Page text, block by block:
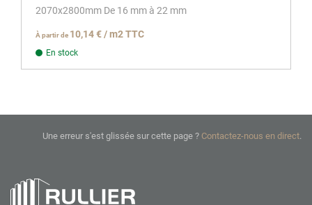
2070x2800mm De 16 mm à 22 mm
À partir de 10,14 € / m2 TTC
En stock
Une erreur s'est glissée sur cette page ? Contactez-nous en direct.